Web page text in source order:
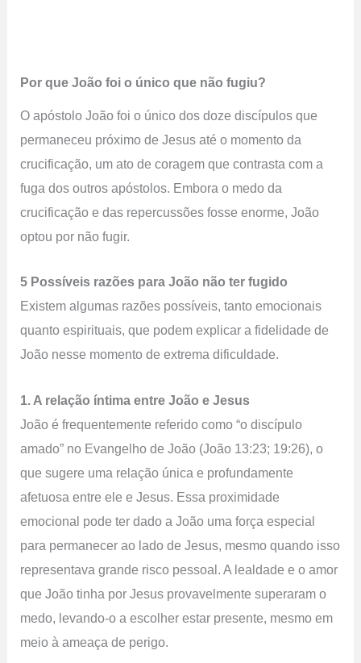
Por que João foi o único que não fugiu?
O apóstolo João foi o único dos doze discípulos que
permaneceu próximo de Jesus até o momento da
crucificação, um ato de coragem que contrasta com a
fuga dos outros apóstolos. Embora o medo da
crucificação e das repercussões fosse enorme, João
optou por não fugir.
5 Possíveis razões para João não ter fugido
Existem algumas razões possíveis, tanto emocionais
quanto espirituais, que podem explicar a fidelidade de
João nesse momento de extrema dificuldade.
1. A relação íntima entre João e Jesus
João é frequentemente referido como “o discípulo
amado” no Evangelho de João (João 13:23; 19:26), o
que sugere uma relação única e profundamente
afetuosa entre ele e Jesus. Essa proximidade
emocional pode ter dado a João uma força especial
para permanecer ao lado de Jesus, mesmo quando isso
representava grande risco pessoal. A lealdade e o amor
que João tinha por Jesus provavelmente superaram o
medo, levando-o a escolher estar presente, mesmo em
meio à ameaça de perigo.